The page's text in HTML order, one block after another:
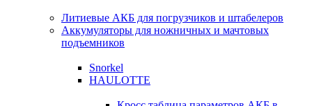
Литиевые АКБ для погрузчиков и штабелеров
Аккумуляторы для ножничных и мачтовых
подъемников
Snorkel
HAULOTTE